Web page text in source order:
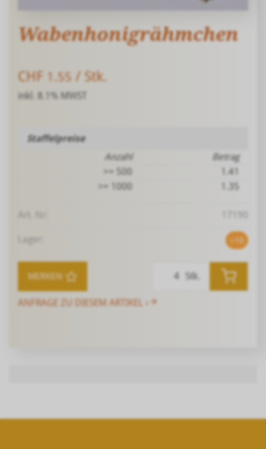
Wabenhonigrähmchen
CHF 1.55 / Stk.
inkl. 8.1% MWST
Staffelpreise
Anzahl
Betrag
>= 500
1.41
>= 1000
>10
MERKEN Stk.
ANFRAGE ZU DIESEM ARTIKEL ›